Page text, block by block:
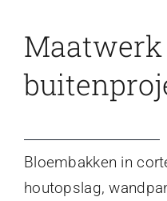
Bloembakken in
houtopslag,